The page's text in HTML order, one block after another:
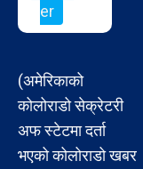
er
(अमेरिकाको
कोलोराडो सेक्रेटरी
अफ स्टेटमा दर्ता
भएको कोलोराडो खबर